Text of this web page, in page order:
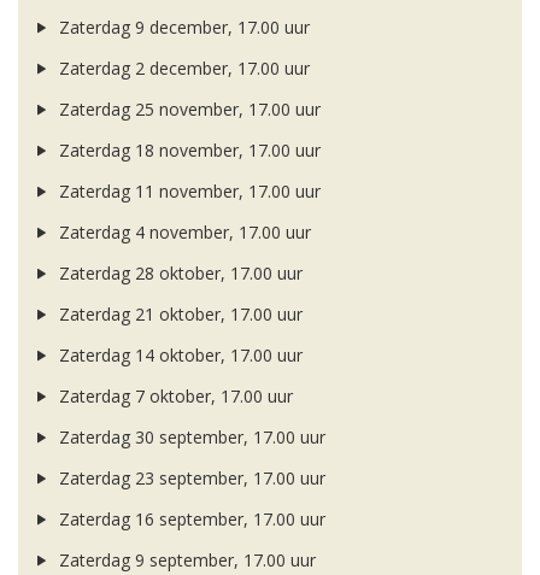
Zaterdag 9 december, 17.00 uur
Zaterdag 2 december, 17.00 uur
Zaterdag 25 november, 17.00 uur
Zaterdag 18 november, 17.00 uur
Zaterdag 11 november, 17.00 uur
Zaterdag 4 november, 17.00 uur
Zaterdag 28 oktober, 17.00 uur
Zaterdag 21 oktober, 17.00 uur
Zaterdag 14 oktober, 17.00 uur
Zaterdag 7 oktober, 17.00 uur
Zaterdag 30 september, 17.00 uur
Zaterdag 23 september, 17.00 uur
Zaterdag 16 september, 17.00 uur
Zaterdag 9 september, 17.00 uur